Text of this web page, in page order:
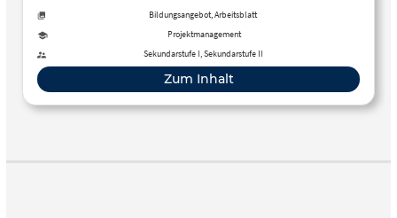
Bildungsangebot, Arbeitsblatt
Projektmanagement
Sekundarstufe I, Sekundarstufe II
Zum Inhalt